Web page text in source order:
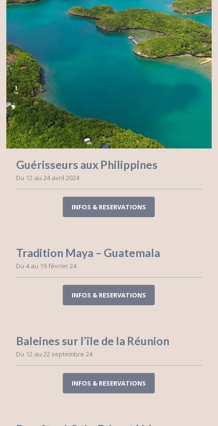
Guérisseurs aux Philippines
Du 12 au 24 avril 2024
INFOS & RESERVATIONS
Tradition Maya – Guatemala
Du 4 au 19 février 24
INFOS & RESERVATIONS
Baleines sur l’île de la Réunion
Du 12 au 22 septembre 24
INFOS & RESERVATIONS